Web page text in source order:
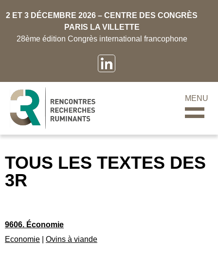
2 ET 3 DÉCEMBRE 2026 – CENTRE DES CONGRÈS
PARIS LA VILLETTE
28ème édition Congrès international francophone
MENU
TOUS LES TEXTES DES
3R
9606. Économie
Economie
Ovins à viande